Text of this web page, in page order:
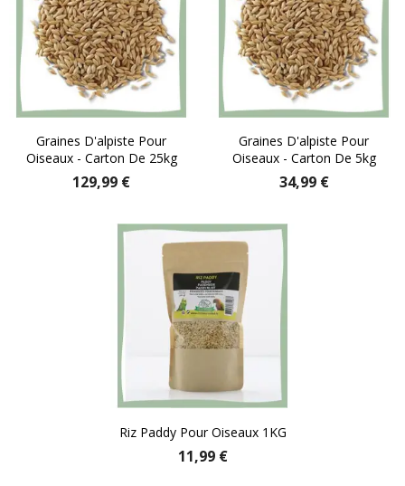
Graines D'alpiste Pour
Oiseaux - Carton De 25kg
129,99 €
Graines D'alpiste Pour
Oiseaux - Carton De 5kg
34,99 €
Riz Paddy Pour Oiseaux 1KG
11,99 €